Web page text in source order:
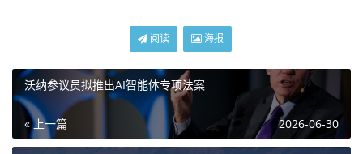
阅读 海报
沃纳参议员拟推出AI智能体专项法案
« 上一篇 2026-06-30